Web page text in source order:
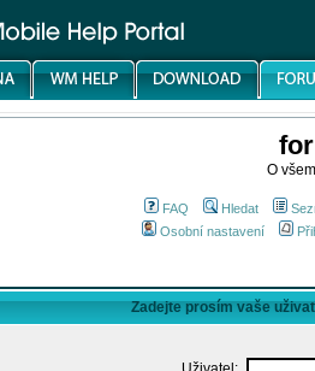
O
FAQ Hledat
Osobní nastavení
Zadejte prosím vaše